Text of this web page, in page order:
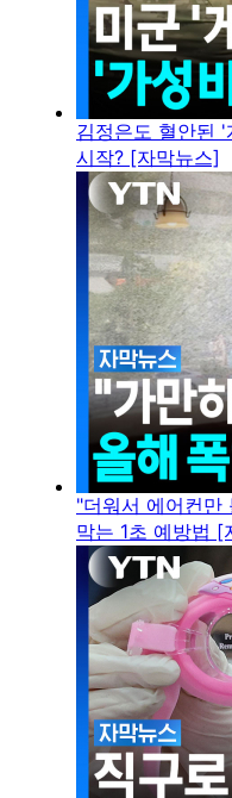
김정은도 혈안된 '
시작? [자막뉴스]
"더워서 에어컨만
막는 1초 예방법 [